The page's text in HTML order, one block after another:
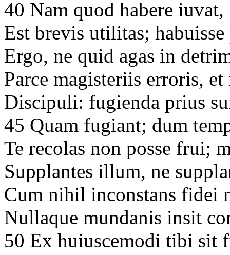
40 Nam quod habere
Est brevis utilitas;
Ergo, ne quid agas in
Parce magisteriis erroris,
Discipuli: fugienda prius
45 Quam fugiant; dum
Te recolas non posse frui;
Supplantes illum, ne
Cum nihil inconstans fidei
Nullaque mundanis insit
50 Ex huiuscemodi tibi sit